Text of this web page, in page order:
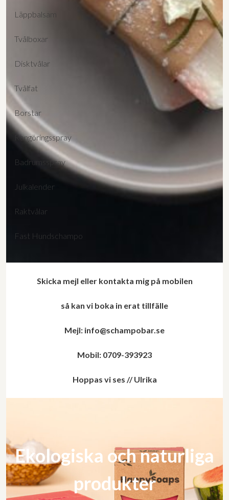
Läppbalsam
Tvålboxar
Disktvålar
Tvålfat
Borstar
Rengöringsspray
Badrumsspray
Julkalender
Raktvålar
Fast Hundschampo
Skicka mejl eller kontakta mig på mobilen
så kan vi boka in erat tillfälle
Mejl: info@schampobar.se
Mobil: 0709-393923
Hoppas vi ses // Ulrika
Ekologiska och naturliga
produkter
Lägg till varorna i varukorgen
Få hem dina varor först. Betala efteråt.
Betala via bankkonto eller
betalkort/kreditkort